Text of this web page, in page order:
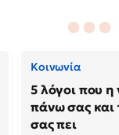
Κοινωνία
5 λόγοι που η
πάνω σας και
σας πει